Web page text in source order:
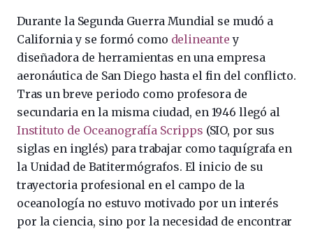
Durante la Segunda Guerra Mundial se mudó a
California y se formó como delineante y
diseñadora de herramientas en una empresa
aeronáutica de San Diego hasta el fin del conflicto.
Tras un breve periodo como profesora de
secundaria en la misma ciudad, en 1946 llegó al
Instituto de Oceanografía Scripps (SIO, por sus
siglas en inglés) para trabajar como taquígrafa en
la Unidad de Batitermógrafos. El inicio de su
trayectoria profesional en el campo de la
oceanología no estuvo motivado por un interés
por la ciencia, sino por la necesidad de encontrar